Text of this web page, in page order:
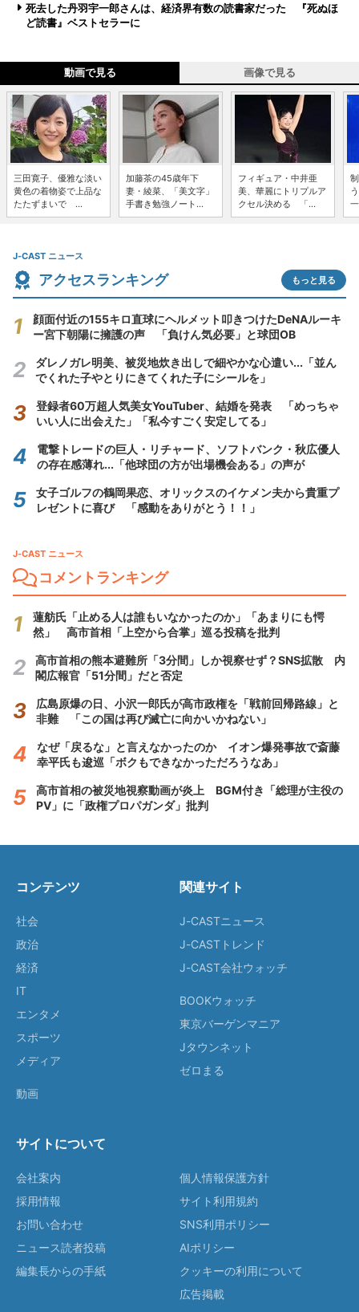
死去した丹羽宇一郎さんは、経済界有数の読書家だった 『死ぬほ
ど読書』ベストセラーに
動画で見る 画像で見る
三田寛子、優雅な淡い
黄色の着物姿で上品な
たたずまいで ...
加藤茶の45歳年下
妻・綾菜、「美文字」
手書き勉強ノート...
フィギュア・中井亜
美、華麗にトリプルア
クセル決める 「...
J-CAST ニュース
アクセスランキング もっと見る
顔面付近の155キロ直球にヘルメット叩きつけたDeNAルーキ
ー宮下朝陽に擁護の声 「負けん気必要」と球団OB
ダレノガレ明美、被災地炊き出しで細やかな心遣い...「並ん
でくれた子やとりにきてくれた子にシールを」
登録者60万超人気美女YouTuber、結婚を発表 「めっちゃ
いい人に出会えた」「私今すごく安定してる」
電撃トレードの巨人・リチャード、ソフトバンク・秋広優人
の存在感薄れ...「他球団の方が出場機会ある」の声が
女子ゴルフの鶴岡果恋、オリックスのイケメン夫から貴重プ
レゼントに喜び 「感動をありがとう！！」
J-CAST ニュース
コメントランキング
蓮舫氏「止める人は誰もいなかったのか」「あまりにも愕
然」 高市首相「上空から合掌」巡る投稿を批判
高市首相の熊本避難所「3分間」しか視察せず？SNS拡散 内
閣広報官「51分間」だと否定
広島原爆の日、小沢一郎氏が高市政権を「戦前回帰路線」と
非難 「この国は再び滅亡に向かいかねない」
なぜ「戻るな」と言えなかったのか イオン爆発事故で斎藤
幸平氏も逡巡「ボクもできなかっただろうなあ」
高市首相の被災地視察動画が炎上 BGM付き「総理が主役の
PV」に「政権プロパガンダ」批判
コンテンツ
社会
政治
経済
IT
エンタメ
スポーツ
メディア
動画
関連サイト
J-CASTニュース
J-CASTトレンド
J-CAST会社ウォッチ
BOOKウォッチ
東京バーゲンマニア
Jタウンネット
ゼロまる
サイトについて
会社案内
採用情報
お問い合わせ
ニュース読者投稿
編集長からの手紙
個人情報保護方針
サイト利用規約
SNS利用ポリシー
AIポリシー
クッキーの利用について
広告掲載